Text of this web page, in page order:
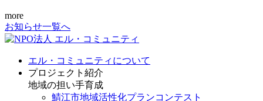
more
お知らせ一覧へ
エル・コミュニティについて
プロジェクト紹介
地域の担い手育成
鯖江市地域活性化プランコンテスト